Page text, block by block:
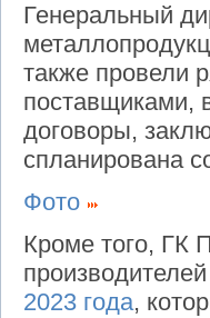
Генеральный
также провели
поставщиками,
договоры,
спланирована
Фото
Кроме того, ГК
2023 года,